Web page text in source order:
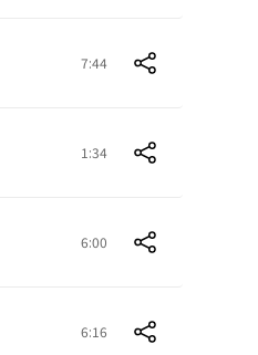
7:44
1:34
6:00
6:16